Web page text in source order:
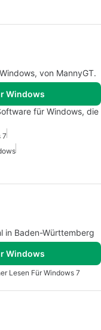
von MannyGT.
Windows
für Windows, die
7
in Baden-Württemberg
Windows
Lesen Für Windows 7